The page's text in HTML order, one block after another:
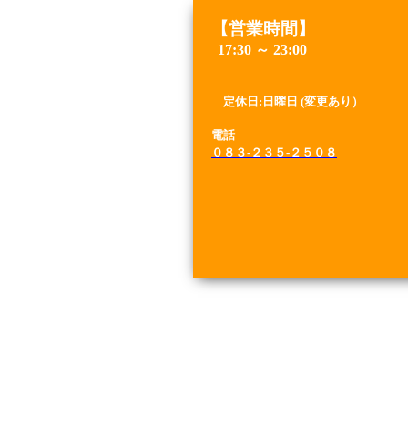
【営業時間】
17:30 ～ 23:00
定休日:日 曜日 (変更あり）
電話
０８３-２３５-２５０８